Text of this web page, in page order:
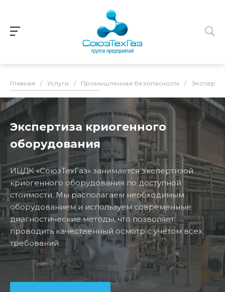
Главная / Услуги / Промышленная безопасность /
Экспертиза криогенного
оборудования
ИЦДК «СоюзТехГаз» занимается экспертизой
криогенного оборудования по доступной
стоимости. Мы располагаем необходимым
оборудованием и используем современные
диагностические методы, что позволяет
проводить качественный осмотр с учетом всех
требований.